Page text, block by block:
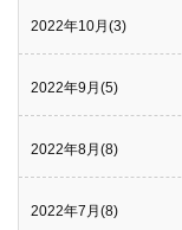
2022年10月(3)
2022年9月(5)
2022年8月(8)
2022年7月(8)